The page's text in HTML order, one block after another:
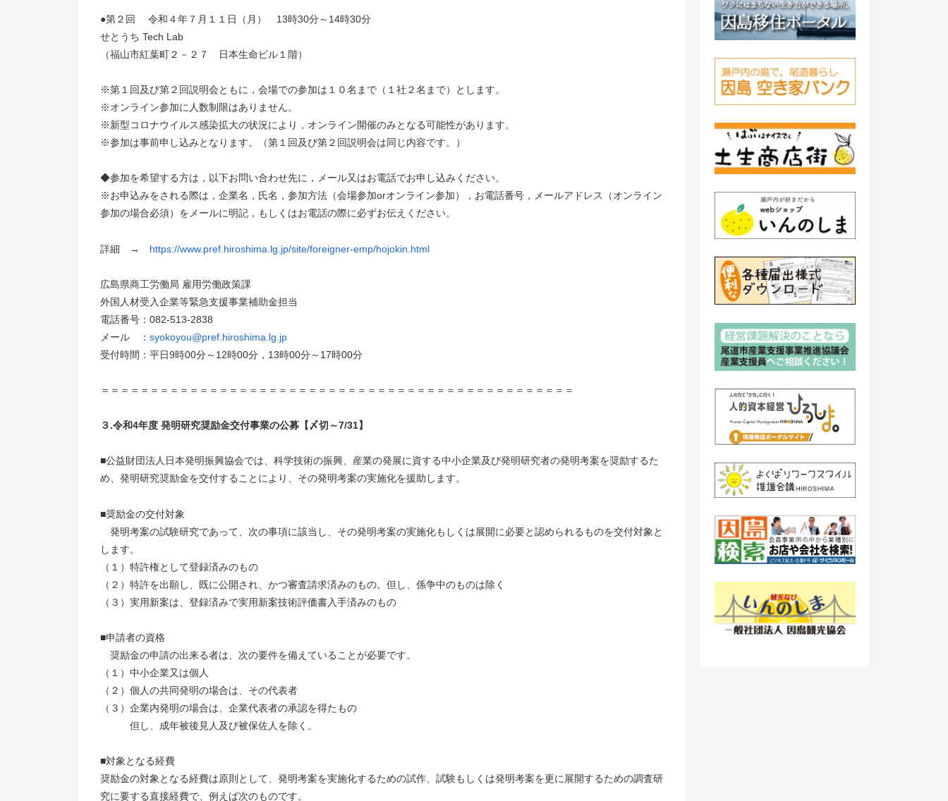
●第２回 令和４年７月１１日（月） 13時30分～14時30分
せとうち Tech Lab
（福山市紅葉町２－２７ 日本生命ビル１階）
※第１回及び第２回説明会ともに，会場での参加は１０名まで（１社２名まで）とします。
※オンライン参加に人数制限はありません。
※新型コロナウイルス感染拡大の状況により，オンライン開催のみとなる可能性があります。
※参加は事前申し込みとなります。（第１回及び第２回説明会は同じ内容です。）
◆参加を希望する方は，以下お問い合わせ先に，メール又はお電話でお申し込みください。
※お申込みをされる際は，企業名，氏名，参加方法（会場参加orオンライン参加），お電話番号，メールアドレス（オンライン
参加の場合必須）をメールに明記，もしくはお電話の際に必ずお伝えください。
詳細 → https://www.pref.hiroshima.lg.jp/site/foreigner-emp/hojokin.html
広島県商工労働局 雇用労働政策課
外国人材受入企業等緊急支援事業補助金担当
電話番号：082-513-2838
メール ： syokoyou@pref.hiroshima.lg.jp
受付時間：平日9時00分～12時00分，13時00分～17時00分
＝＝＝＝＝＝＝＝＝＝＝＝＝＝＝＝＝＝＝＝＝＝＝＝＝＝＝＝＝＝＝＝＝＝＝＝＝＝＝＝＝＝＝＝＝＝＝＝
３.令和4年度 発明研究奨励金交付事業の公募【〆切～7/31】
■公益財団法人日本発明振興協会では、科学技術の振興、産業の発展に資する中小企業及び発明研究者の発明考案を奨励するた
め、発明研究奨励金を交付することにより、その発明考案の実施化を援助します。
■奨励金の交付対象
発明考案の試験研究であって、次の事項に該当し、その発明考案の実施化もしくは展開に必要と認められるものを交付対象と
します。
（１）特許権として登録済みのもの
（２）特許を出願し、既に公開され、かつ審査請求済みのもの。但し、係争中のものは除く
（３）実用新案は、登録済みで実用新案技術評価書入手済みのもの
■申請者の資格
奨励金の申請の出来る者は、次の要件を備えていることが必要です。
（１）中小企業又は個人
（２）個人の共同発明の場合は、その代表者
（３）企業内発明の場合は、企業代表者の承認を得たもの
但し、成年被後見人及び被保佐人を除く。
■対象となる経費
奨励金の対象となる経費は原則として、発明考案を実施化するための試作、試験もしくは発明考案を更に展開するための調査研
究に要する直接経費で、例えば次のものです。